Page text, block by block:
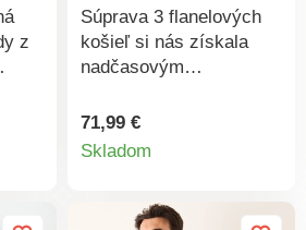
z
s
Súprava 3 flanelových
košieľ si nás získala
nadčasovým
Farbené pruhy. Jemne
hrejivé. Dlhé rukávy. 2
sedlo. Farebne zladené
71,99 €
Skladom